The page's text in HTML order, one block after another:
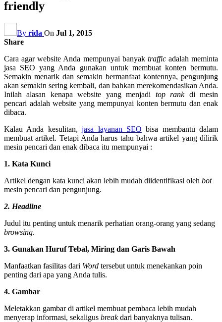
friendly
By rida On Jul 1, 2015
Share
Cara agar website Anda mempunyai banyak traffic adalah meminta
jasa SEO yang Anda gunakan untuk membuat konten bermutu.
Semakin menarik dan semakin bermanfaat kontennya, pengunjung
akan semakin sering kembali, dan bahkan merekomendasikan Anda.
Inilah alasan kenapa website yang menjadi top rank di mesin
pencari adalah website yang mempunyai konten bermutu dan enak
dibaca.
Kalau Anda kesulitan,jasa layanan SEO bisa membantu dalam
membuat artikel. Tetapi Anda harus tahu bahwa artikel yang dilirik
mesin pencari dan enak dibaca itu mempunyai :
1. Kata Kunci
Artikel dengan kata kunci akan lebih mudah diidentifikasi oleh bot
mesin pencari dan pengunjung.
2. Headline
Judul itu penting untuk menarik perhatian orang-orang yang sedang
browsing.
3. Gunakan Huruf Tebal, Miring dan Garis Bawah
Manfaatkan fasilitas dari Word tersebut untuk menekankan poin
penting dari apa yang Anda tulis.
4. Gambar
Meletakkan gambar di artikel membuat pembaca lebih mudah
menyerap informasi, sekaligus breakdari banyaknya tulisan.